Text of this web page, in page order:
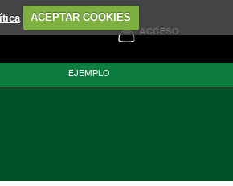
ACEPTAR COOKIES
ACCESO
EJEMPLO